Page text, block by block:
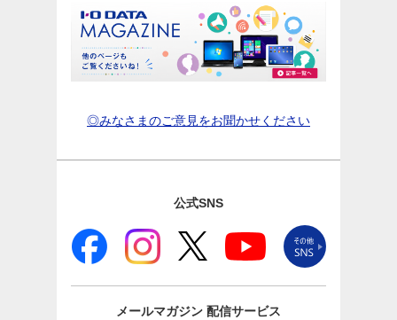
◎みなさまのご意見をお聞かせください
公式SNS
メールマガジン 配信サービス